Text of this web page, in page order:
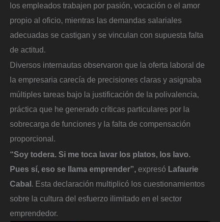
los empleados trabajen por pasión, vocación o el amor
propio al oficio, mientras las demandas salariales
adecuadas se castigan y se vinculan con supuesta falta
de actitud.
Diversos internautas observaron que la oferta laboral de
la empresaria carecía de precisiones claras y asignaba
múltiples tareas bajo la justificación de la polivalencia,
práctica que he generado críticas particulares por la
sobrecarga de funciones y la falta de compensación
proporcional.
“Soy todera. Si me toca lavar los platos, los lavo.
Pues sí, eso se llama emprender”, expresó Lafaurie
Cabal. Esta declaración multiplicó los cuestionamientos
sobre la cultura del esfuerzo ilimitado en el sector
emprendedor.